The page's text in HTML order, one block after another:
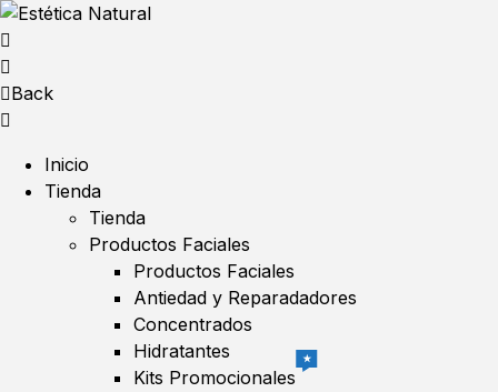
Back
Inicio
Tienda
Tienda
Productos Faciales
Productos Faciales
Antiedad y Reparadadores
Concentrados
Hidratantes
Kits Promocionales
★